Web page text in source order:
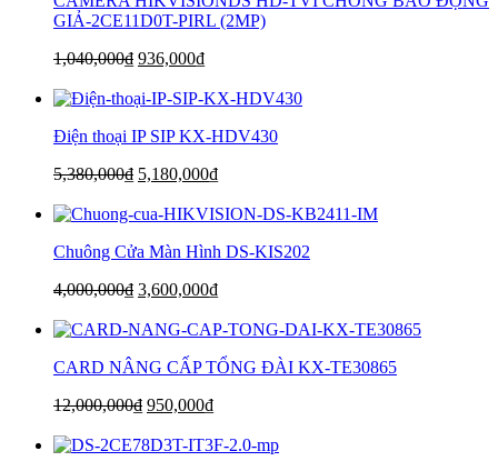
GIẢ-2CE11D0T-PIRL (2MP)
1,040,000₫ 936,000₫
Điện thoại IP SIP KX-HDV430
5,380,000₫ 5,180,000₫
Chuông Cửa Màn Hình DS-KIS202
4,000,000₫ 3,600,000₫
CARD NÂNG CẤP TỔNG ĐÀI KX-TE30865
12,000,000₫ 950,000₫